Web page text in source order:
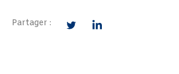
Partager :